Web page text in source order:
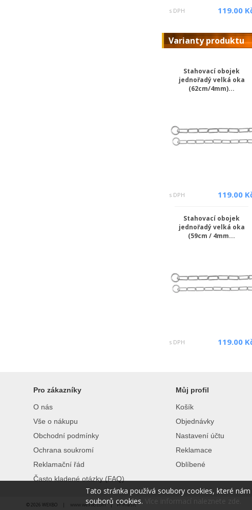
s DPH 119.00
Varianty produktu
Stahovací obojek
jednořadý velká oka
(62cm/4mm)...
s DPH 119.00
Stahovací obojek
jednořadý velká oka
(59cm / 4mm...
s DPH 119.00
Pro zákazníky
O nás
Vše o nákupu
Obchodní podmínky
Ochrana soukromí
Reklamační řád
Často kladené otázky (FAQ)
Můj profil
Košík
Objednávky
Nastavení účtu
Reklamace
Oblíbené
© 2026 WEXBO | www.wexbo.com|Přihlásit
Tato stránka používá soubory cookies, které
souborů cookies.
Více informací naleznete zde.